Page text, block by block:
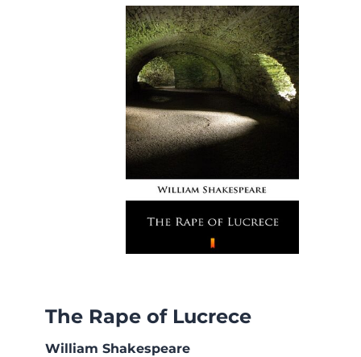
The Rape of Lucrece
William Shakespeare